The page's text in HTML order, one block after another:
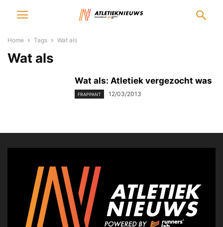
Home Tags Wat als
Wat als
Wat als: Atletiek vergezocht was
FRAPPANT 12/03/2013